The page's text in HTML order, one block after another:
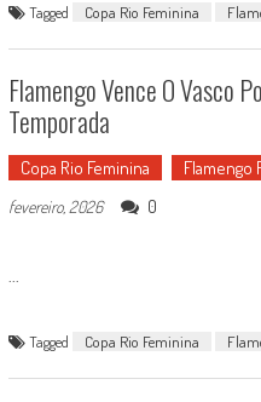
Tagged Copa Rio Feminina
Flamengo Vence O Vasco
Temporada
Copa Rio Feminina Flamengo
fevereiro, 2026
0
Tagged Copa Rio Feminina